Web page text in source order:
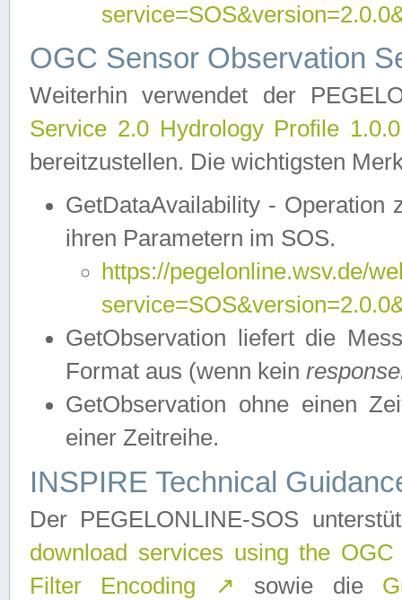
OGC Sensor Observation
Weiterhin verwendet der
Service 2.0 Hydrology Profile
bereitzustellen. Die wichtigsten
GetDataAvailability - Operation
ihren Parametern im SOS.
https://pegelonline.wsv.de/
GetObservation liefert die
Format aus (wenn kein
GetObservation ohne einen
einer Zeitreihe.
INSPIRE Technical
Der PEGELONLINE-SOS
download services using the
Filter Encoding
↗ sowie die